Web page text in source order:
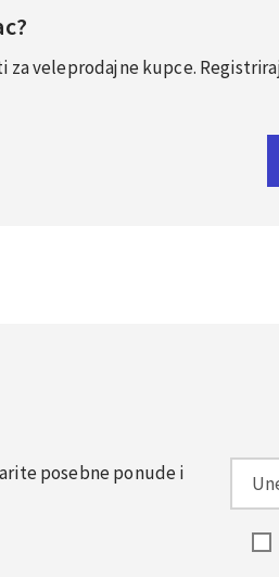
za veleprodajne kupce.
posebne ponude i